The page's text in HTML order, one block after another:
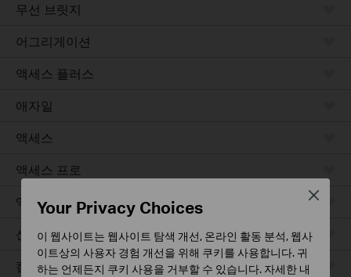
무선 브릿지
어그리게이션
액세스 플러스
애자일
액세스
액세스 프로
액세스 맥스
산업용
캠퍼스
Your Privacy Choices
이 웹사이트는 웹사이트 탐색 개선, 온라인 활동 분석, 웹사
이트상의 사용자 경험 개선을 위해 쿠키를 사용합니다. 귀
하는 언제든지 쿠키 사용을 거부할 수 있습니다. 자세한 내
Close